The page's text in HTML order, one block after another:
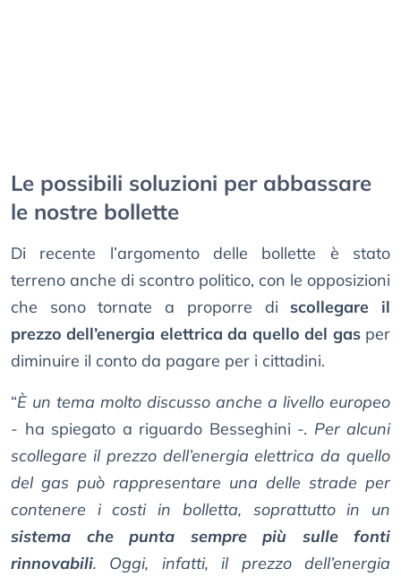
Le possibili soluzioni per abbassare
le nostre bollette
Di recente l’argomento delle bollette è stato
terreno anche di scontro politico, con le opposizioni
che sono tornate a proporre di scollegare il
prezzo dell’energia elettrica da quello del gasper
diminuire il conto da pagare per i cittadini.
“È un tema molto discusso anche a livello europeo
- ha spiegato a riguardo Besseghini -. Per alcuni
scollegare il prezzo dell’energia elettrica da quello
del gas può rappresentare una delle strade per
contenere i costi in bolletta, soprattutto in un
sistema che punta sempre più sulle fonti
rinnovabili. Oggi, infatti, il prezzo dell’energia